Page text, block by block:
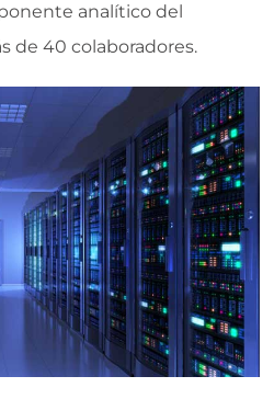
analítico del
de 40 colaboradores.